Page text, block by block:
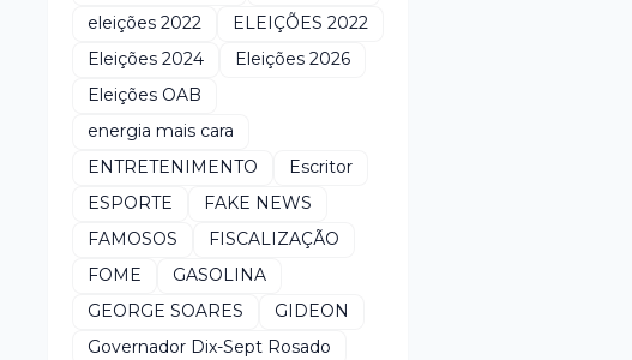
eleições 2022
ELEIÇÕES 2022
Eleições 2024
Eleições 2026
Eleições OAB
energia mais cara
ENTRETENIMENTO
Escritor
ESPORTE
FAKE NEWS
FAMOSOS
FISCALIZAÇÃO
FOME
GASOLINA
GEORGE SOARES
GIDEON
Governador Dix-Sept Rosado